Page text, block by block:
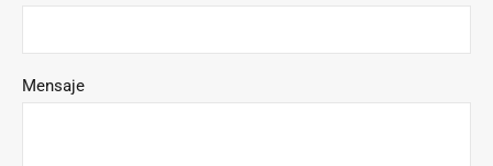
Mensaje